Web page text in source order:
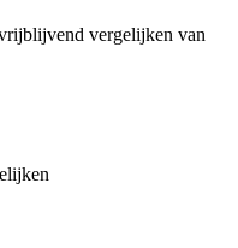
vergelijken van